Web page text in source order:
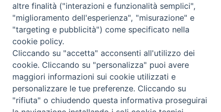
Piazza Strambi 4
62100 Macerata
telefono 0733232795
mail:caritas@diocesimacerata.it
seguici su
altre finalità ("interazioni e funzionalità semplici",
"miglioramento dell'esperienza", "misurazione" e
"targeting e pubblicità") come specificato nella
cookie policy.
Cliccando su "accetta" acconsenti all'utilizzo dei
cookie. Cliccando su "personalizza" puoi avere
maggiori informazioni sui cookie utilizzati e
personalizzare le tue preferenze. Cliccando su
"rifiuta" o chiudendo questa informativa proseguirai